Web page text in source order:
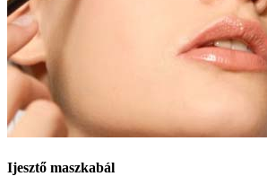
Ijesztő maszkabál